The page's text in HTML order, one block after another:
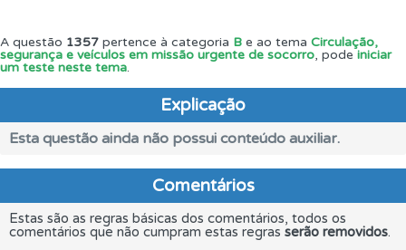
A questão 1357 pertence à categoria B e ao tema Circulação,
segurança e veículos em missão urgente de socorro, pode iniciar
um teste neste tema.
Explicação
Esta questão ainda não possui conteúdo auxiliar.
Comentários
Estas são as regras básicas dos comentários, todos os
comentários que não cumpram estas regras serão removidos.